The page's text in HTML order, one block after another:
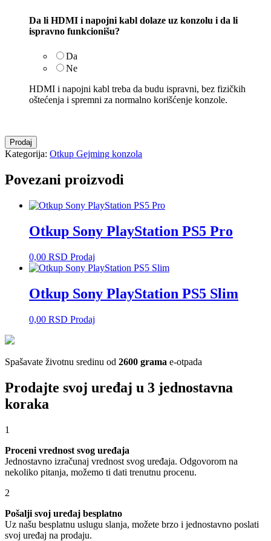
Da li HDMI i napojni kabl dolaze uz konzolu i da li
ispravno funkcionišu?
Da
Ne
HDMI i napojni kabl treba da budu ispravni, bez fizičkih
oštećenja i spremni za normalno korišćenje konzole.
Otkup
Sony
PlayStation
PS5
Slim
količina
Prodaj
Kategorija: Otkup Gejming konzola
Povezani proizvodi
Otkup Sony PlayStation PS5 Pro
0,00 RSD Prodaj
Otkup Sony PlayStation PS5 Slim
0,00 RSD Prodaj
Spašavate životnu sredinu od 2600 grama e-otpada
Prodajte svoj uređaj u 3 jednostavna
koraka
1
Proceni vrednost svog uređaja
Jednostavno izračunaj vrednost svog uređaja. Odgovorom na
nekoliko pitanja, možemo ti dati trenutnu procenu.
2
Pošalji svoj uređaj besplatno
Uz našu besplatnu uslugu slanja, možete brzo i jednostavno poslati
svoj uređaj na prodaju.